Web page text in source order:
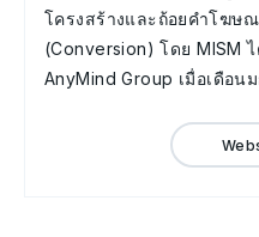
โครงสร้างและถ้อยคำโฆษ
(Conversion) โดย MISM
AnyMind Group เมื่อเดือน